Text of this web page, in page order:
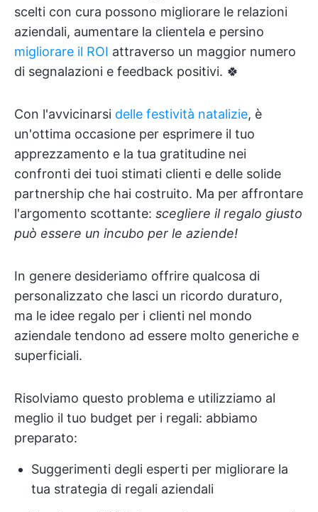
scelti con cura possono migliorare le relazioni
aziendali, aumentare la clientela e persino
migliorare il ROI attraverso un maggior numero
di segnalazioni e feedback positivi. 🍀
Con l'avvicinarsi delle festività natalizie, è
un'ottima occasione per esprimere il tuo
apprezzamento e la tua gratitudine nei
confronti dei tuoi stimati clienti e delle solide
partnership che hai costruito. Ma per affrontare
l'argomento scottante: scegliere il regalo giusto
può essere un incubo per le aziende!
In genere desideriamo offrire qualcosa di
personalizzato che lasci un ricordo duraturo,
ma le idee regalo per i clienti nel mondo
aziendale tendono ad essere molto generiche e
superficiali.
Risolviamo questo problema e utilizziamo al
meglio il tuo budget per i regali: abbiamo
preparato:
Suggerimenti degli esperti per migliorare la
tua strategia di regali aziendali